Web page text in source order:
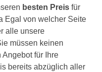
besten Preis für
Egal von welcher Seite
alle unsere
müssen keinen
für Ihre
bereits abzüglich aller